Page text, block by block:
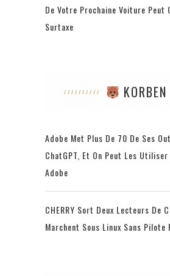
De Votre Prochaine Voiture Peut
Surtaxe
KORBEN
Adobe Met Plus De 70 De Ses
ChatGPT, Et On Peut Les
Adobe
CHERRY Sort Deux Lecteurs De
Marchent Sous Linux Sans